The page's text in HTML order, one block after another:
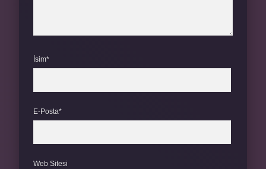
İsim*
E-Posta*
Web Sitesi